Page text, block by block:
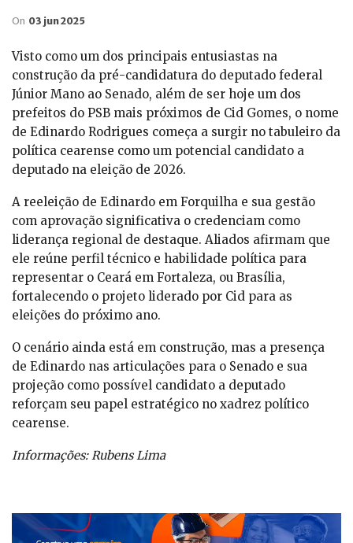
On 03 jun 2025
Visto como um dos principais entusiastas na
construção da pré-candidatura do deputado federal
Júnior Mano ao Senado, além de ser hoje um dos
prefeitos do PSB mais próximos de Cid Gomes, o nome
de Edinardo Rodrigues começa a surgir no tabuleiro da
política cearense como um potencial candidato a
deputado na eleição de 2026.
A reeleição de Edinardo em Forquilha e sua gestão
com aprovação significativa o credenciam como
liderança regional de destaque. Aliados afirmam que
ele reúne perfil técnico e habilidade política para
representar o Ceará em Fortaleza, ou Brasília,
fortalecendo o projeto liderado por Cid para as
eleições do próximo ano.
O cenário ainda está em construção, mas a presença
de Edinardo nas articulações para o Senado e sua
projeção como possível candidato a deputado
reforçam seu papel estratégico no xadrez político
cearense.
Informações: Rubens Lima